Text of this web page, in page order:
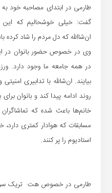
طارمی در ابتدای مصاحبه خود به
گفت: خیلی خوشحالیم که این
ان‌شاالله که دل مردم را شاد کرده
وی در خصوص حضور بانوان در
در همه جامعه ما وجود دارد.
بیایند. ان‌شالله با تدابیری
روند ادامه پیدا کند و بانوان
خانم‌ها باعث شده که تماشاگران
مسابقات که هوادار کمتری دارد،
استادیوم را پر کنند.
طارمی در خصوص هت تریک